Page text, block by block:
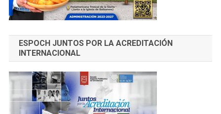
ESPOCH JUNTOS POR LA ACREDITACIÓN
INTERNACIONAL